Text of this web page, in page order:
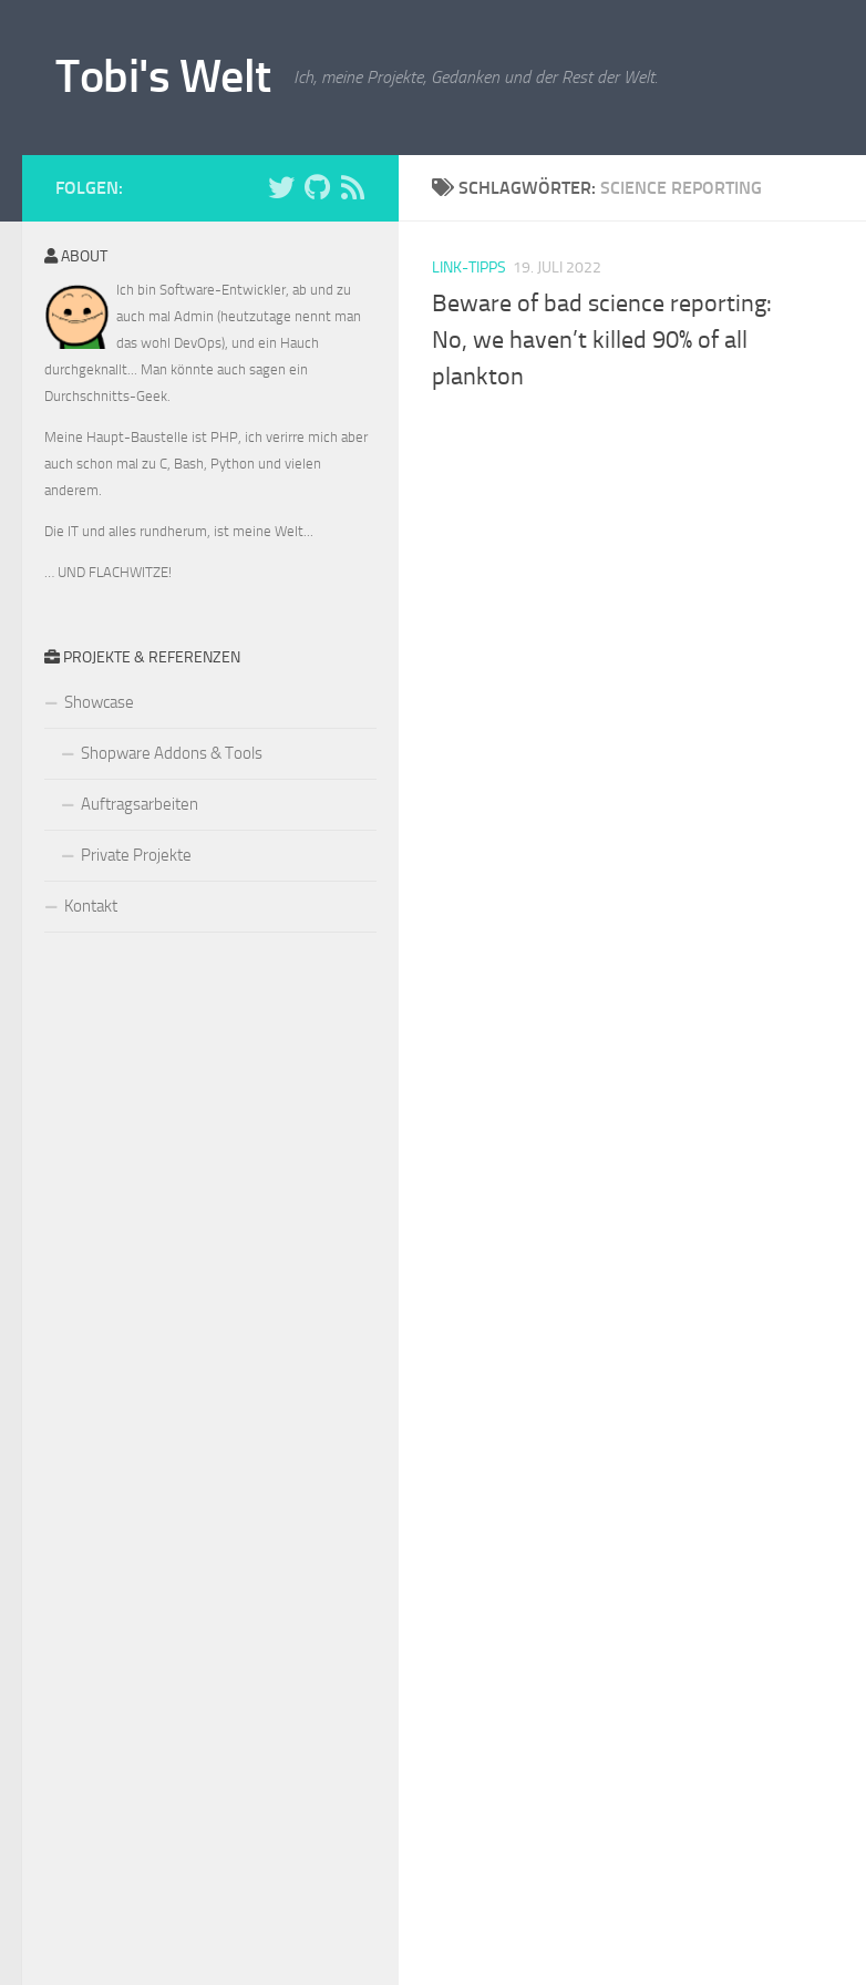
Tobi's Welt Ich, meine Projekte, Gedanken und der Rest der Welt.
SCHLAGWÖRTER: SCIENCE REPORTING
LINK-TIPPS 19. JULI 2022
Beware of bad science reporting:
No, we haven’t killed 90% of all
plankton
FOLGEN:
ABOUT
Ich bin Software-Entwickler, ab und zu
auch mal Admin (heutzutage nennt man
das wohl DevOps), und ein Hauch
durchgeknallt... Man könnte auch sagen ein
Durchschnitts-Geek.
Meine Haupt-Baustelle ist PHP, ich verirre mich aber
auch schon mal zu C, Bash, Python und vielen
anderem.
Die IT und alles rundherum, ist meine Welt...
… UND FLACHWITZE!
PROJEKTE & REFERENZEN
Showcase
Shopware Addons & Tools
Auftragsarbeiten
Private Projekte
Kontakt